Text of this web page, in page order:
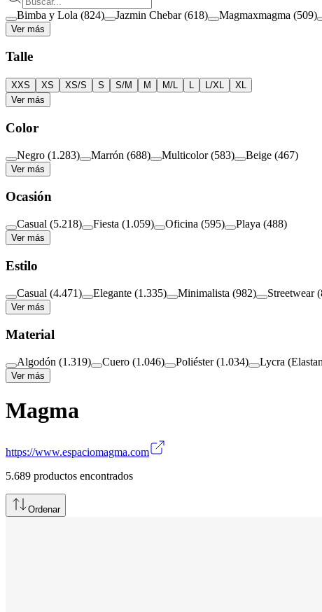
Bimba y Lola (824) Jazmin Chebar (618) Magmaxmagma (509)
Ver más
Talle
XXS XS XS/S S S/M M M/L L L/XL
XL
Ver más
Color
Negro (1.283) Marrón (688) Multicolor (583) Beige (467)
Ver más
Ocasión
Casual (5.218) Fiesta (1.059) Oficina (595) Playa (488)
Ver más
Estilo
Casual (4.471) Elegante (1.335) Minimalista (982) Streetwear (
Ver más
Material
Algodón (1.319) Cuero (1.046) Poliéster (1.034) Lycra
Ver más
Magma
https://www.espaciomagma.com
5.689 productos encontrados
Ordenar